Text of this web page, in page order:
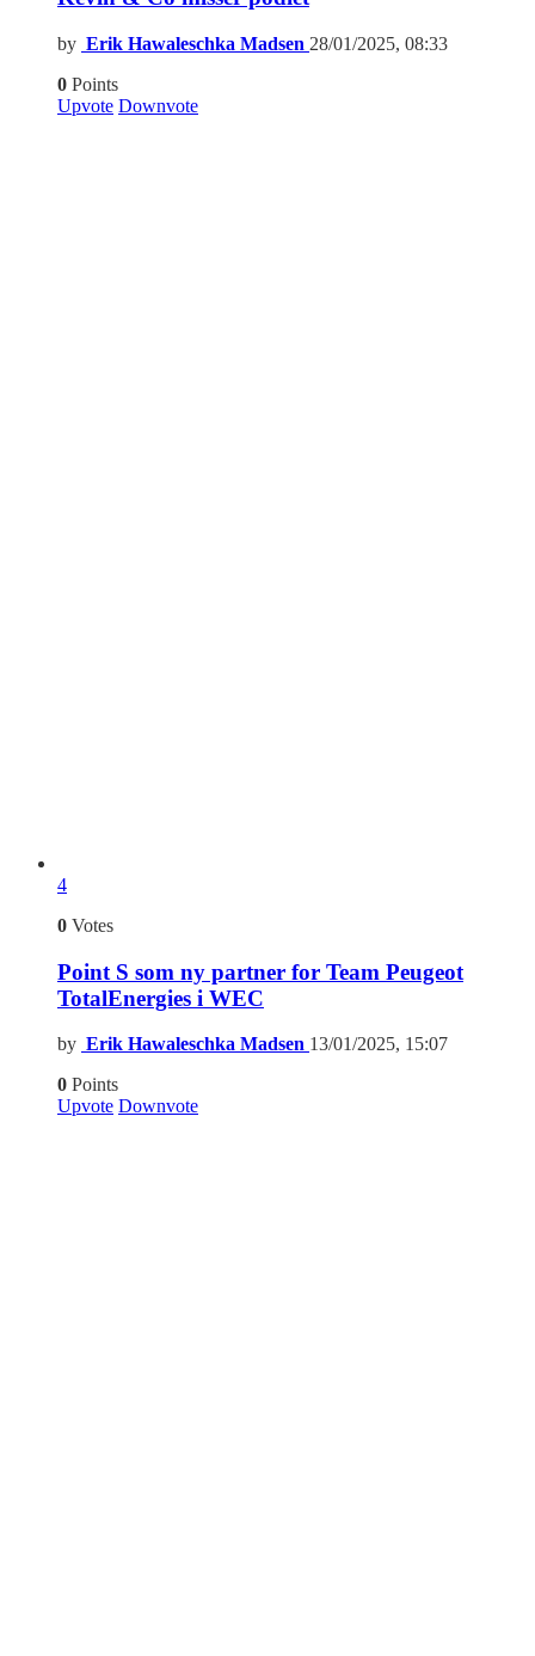
by Erik Hawaleschka Madsen 28/01/2025, 08:33
0 Points
Upvote Downvote
4
0 Votes
Point S som ny partner for Team Peugeot
TotalEnergies i WEC
by Erik Hawaleschka Madsen 13/01/2025, 15:07
0 Points
Upvote Downvote